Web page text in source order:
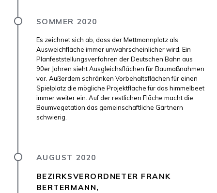
SOMMER 2020
Es zeichnet sich ab, dass der Mettmannplatz als
Ausweichfläche immer unwahrscheinlicher wird. Ein
Planfeststellungsverfahren der Deutschen Bahn aus
90er Jahren sieht Ausgleichsflächen für Baumaßnahmen
vor. Außerdem schränken Vorbehaltsflächen für einen
Spielplatz die mögliche Projektfläche für das himmelbeet
immer weiter ein. Auf der restlichen Fläche macht die
Baumvegetation das gemeinschaftliche Gärtnern
schwierig.
AUGUST 2020
BEZIRKSVERORDNETER FRANK
BERTERMANN,